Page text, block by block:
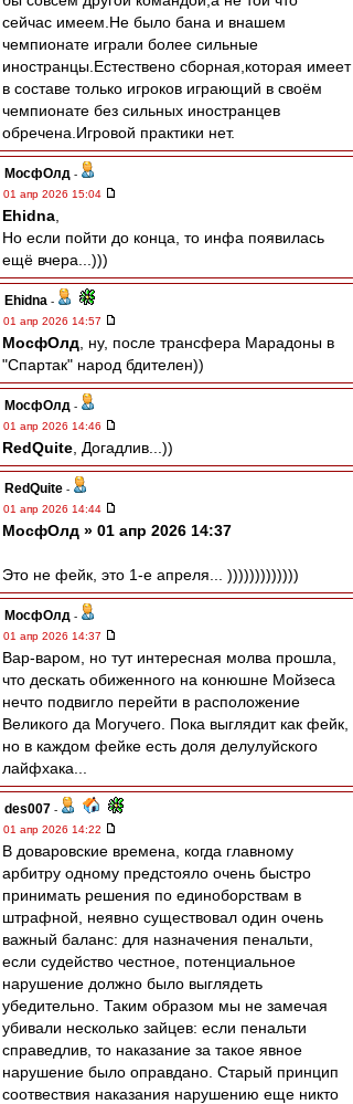
сейчас имеем.Не было бана и внашем
чемпионате играли более сильные
иностранцы.Естествено сборная,которая имеет
в составе только игроков играющий в своём
чемпионате без сильных иностранцев
обречена.Игровой практики нет.
МосфОлд -
01 апр 2026 15:04
Ehidna
Но если пойти до конца, то инфа появилась
ещё вчера...)))
Ehidna -
01 апр 2026 14:57
МосфОлд , ну, после трансфера Марадоны в
"Спартак" народ бдителен))
МосфОлд -
01 апр 2026 14:46
RedQuite , Догадлив...))
RedQuite -
01 апр 2026 14:44
МосфОлд » 01 апр 2026 14:37
Это не фейк, это 1-е апреля... )))))))))))))
МосфОлд -
01 апр 2026 14:37
Вар-варом, но тут интересная молва прошла,
что дескать обиженного на конюшне Мойзеса
нечто подвигло перейти в расположение
Великого да Могучего. Пока выглядит как фейк,
но в каждом фейке есть доля делулуйского
лайфхака...
des007 -
01 апр 2026 14:22
В доваровские времена, когда главному
арбитру одному предстояло очень быстро
принимать решения по единоборствам в
штрафной, неявно существовал один очень
важный баланс: для назначения пенальти,
если судейство честное, потенциальное
нарушение должно было выглядеть
убедительно. Таким образом мы не замечая
убивали несколько зайцев: если пенальти
справедлив, то наказание за такое явное
нарушение было оправдано. Старый принцип
соотвествия наказания нарушению еще никто